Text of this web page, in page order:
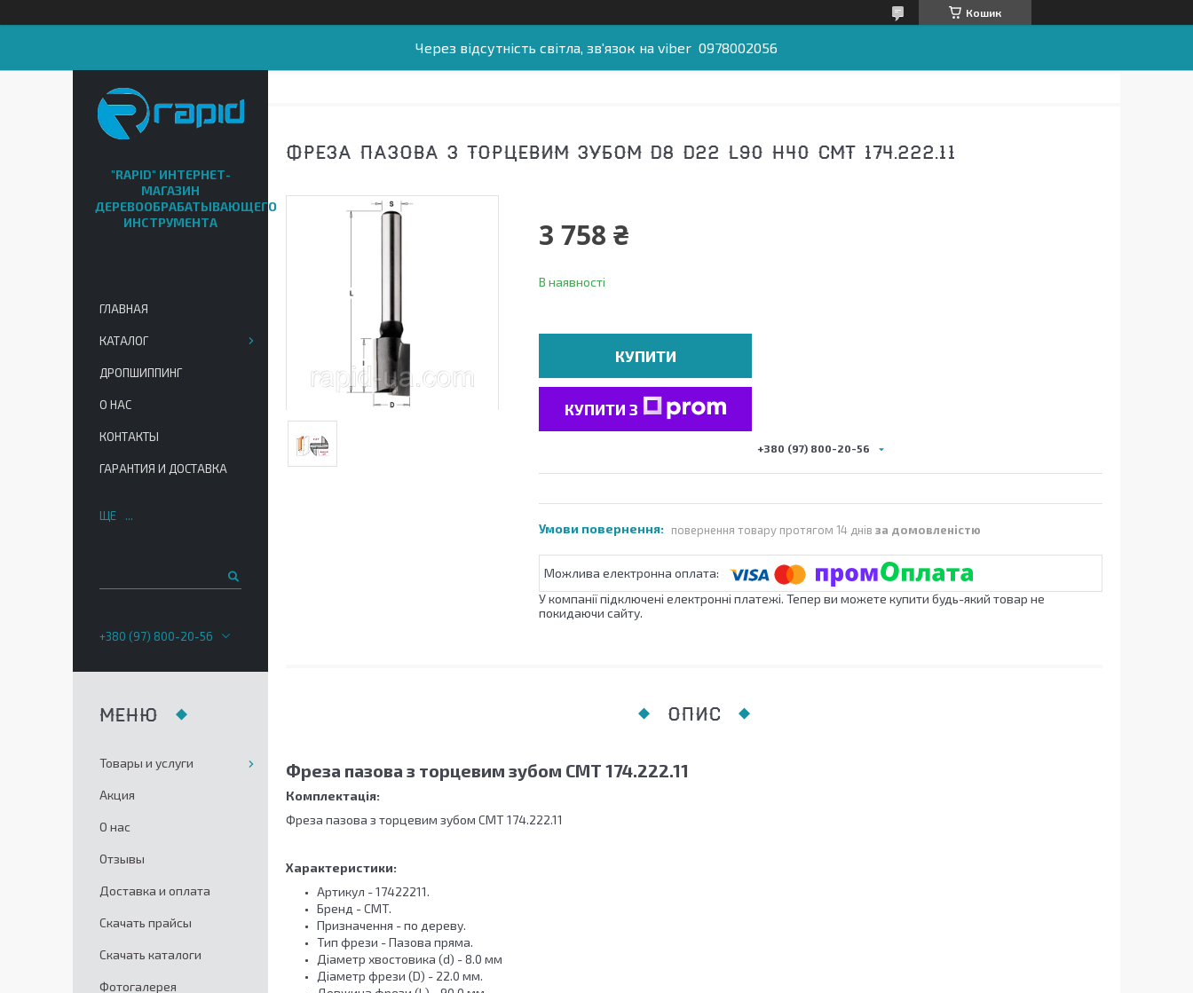
Кошик
Через відсутність світла, зв'язок на viber 0978002056
ФРЕЗА ПАЗОВА З ТОРЦЕВИМ ЗУБОМ D8 D22 L90 H40 СМТ 174.222.11
3 758 ₴
В наявності
КУПИТИ
КУПИТИ З
+380 (97) 800-20-56
повернення товару протягом 14 днів за домовленістю
У компанії підключені електронні платежі. Тепер ви можете купити будь-який товар не
покидаючи сайту.
ОПИС
Фреза пазова з торцевим зубом СМТ 174.222.11
Комплектація:
Фреза пазова з торцевим зубом СМТ 174.222.11
Характеристики:
Артикул - 17422211.
Бренд - CMT.
Призначення - по дереву.
Тип фрези - Пазова пряма.
Діаметр хвостовика (d) - 8.0 мм
Діаметр фрези (D) - 22.0 мм.
"RAPID" ИНТЕРНЕТ-
МАГАЗИН
ДЕРЕВООБРАБАТЫВАЮЩЕГО
ИНСТРУМЕНТА
ГЛАВНАЯ
КАТАЛОГ
ДРОПШИППИНГ
О НАС
КОНТАКТЫ
ГАРАНТИЯ И ДОСТАВКА
ЩЕ
+380 (97) 800-20-56
Товары и услуги
Акция
О нас
Отзывы
Доставка и оплата
Скачать прайсы
Скачать каталоги
Фотогалерея